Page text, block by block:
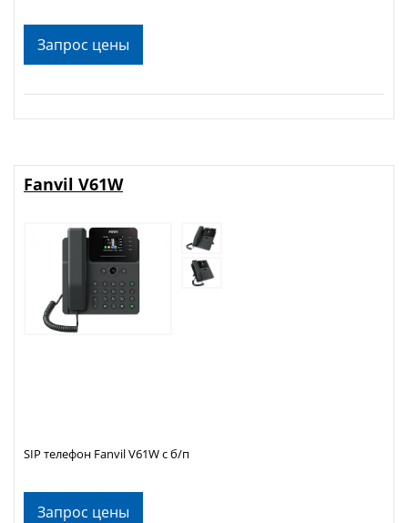
Запрос цены
Запрос цены
Fanvil V61W
SIP телефон Fanvil V61W c б/п